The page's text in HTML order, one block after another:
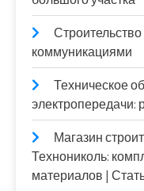
коммуникациями
Техническое
электропередачи:
Магазин
Технониколь:
материалов |